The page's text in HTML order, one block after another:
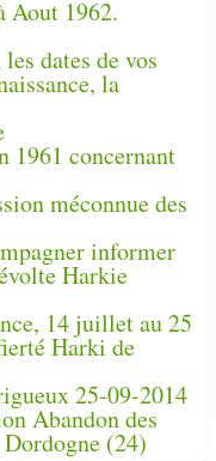
Aout 1962.
dates de vos
la
1961 concernant
méconnue des
informer
Harkie
14 juillet au 25
Harki de
25-09-2014
Abandon des
(24)